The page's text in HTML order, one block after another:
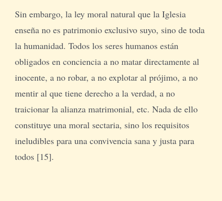
Sin embargo, la ley moral natural que la Iglesia
enseña no es patrimonio exclusivo suyo, sino de toda
la humanidad. Todos los seres humanos están
obligados en conciencia a no matar directamente al
inocente, a no robar, a no explotar al prójimo, a no
mentir al que tiene derecho a la verdad, a no
traicionar la alianza matrimonial, etc. Nada de ello
constituye una moral sectaria, sino los requisitos
ineludibles para una convivencia sana y justa para
todos [15].